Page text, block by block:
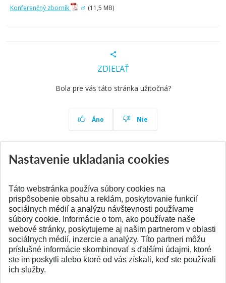
Konferenčný zborník
(11,5 MB)
ZDIEĽAŤ
Bola pre vás táto stránka užitočná?
Áno Nie
SPÄŤ NA VRCH
Nastavenie ukladania cookies
Táto webstránka používa súbory cookies na
prispôsobenie obsahu a reklám, poskytovanie funkcií
sociálnych médií a analýzu návštevnosti používame
súbory cookie. Informácie o tom, ako používate naše
webové stránky, poskytujeme aj našim partnerom v oblasti
sociálnych médií, inzercie a analýzy. Títo partneri môžu
príslušné informácie skombinovať s ďalšími údajmi, ktoré
ste im poskytli alebo ktoré od vás získali, keď ste používali
ich služby.